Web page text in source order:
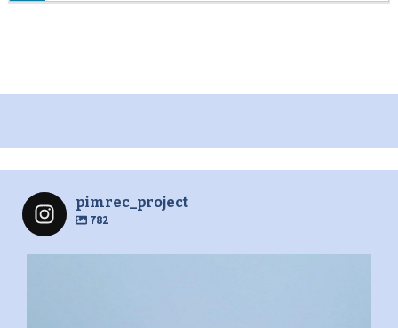
pimrec_project
782